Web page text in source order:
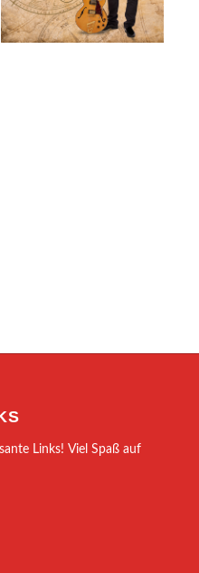
Links! Viel Spaß auf